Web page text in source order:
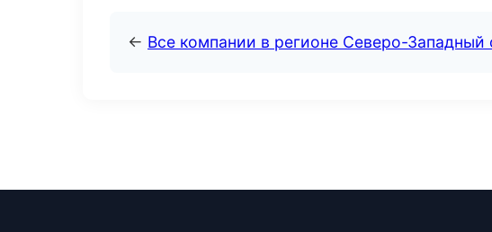
← Все компании в регионе Северо-Западный